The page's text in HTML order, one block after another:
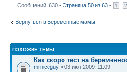
Сообщений: 630 • Страница 50 из 63 • 1 2
Вернуться в Беременные мамы
ПОХОЖИЕ ТЕМЫ
Как скоро тест на
mrniceguy » 03 июн 2009, 11:09